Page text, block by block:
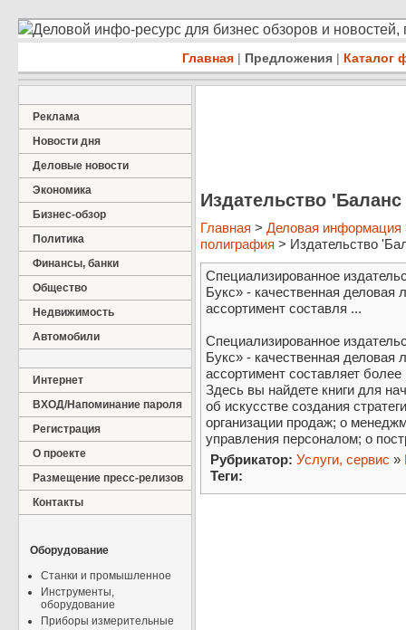
Деловой инфо-ресурс для бизнес обзоров и
Главная | Предложения | Каталог
Реклама
Новости дня
Деловые новости
Экономика
Бизнес-обзор
Политика
Финансы, банки
Общество
Недвижимость
Автомобили
Интернет
ВХОД/Напоминание пароля
Регистрация
О проекте
Размещение пресс-релизов
Контакты
Оборудование
Станки и промышленное
Инструменты,
оборудование
Приборы измерительные
Издательство
Главная > Деловая информация
полиграфия > Издательство
Специализированное
Букс» - качественная
ассортимент составля ...
Специализированное
Букс» - качественная
ассортимент составляет более
Здесь вы найдете книги для
об искусстве создания
организации продаж; о
управления персоналом; о
Рубрикатор: Услуги, сервис »
Теги: